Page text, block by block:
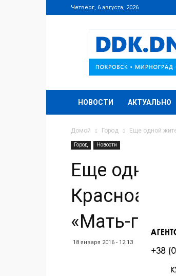
Четверг, 6 августа, 2026
DDK.DN.UA
НОВОСТИ АКТУАЛЬНО
Домой Город Еще одной
Город Новости
Еще одной
«Мать-
18 января 2016 - 12:13